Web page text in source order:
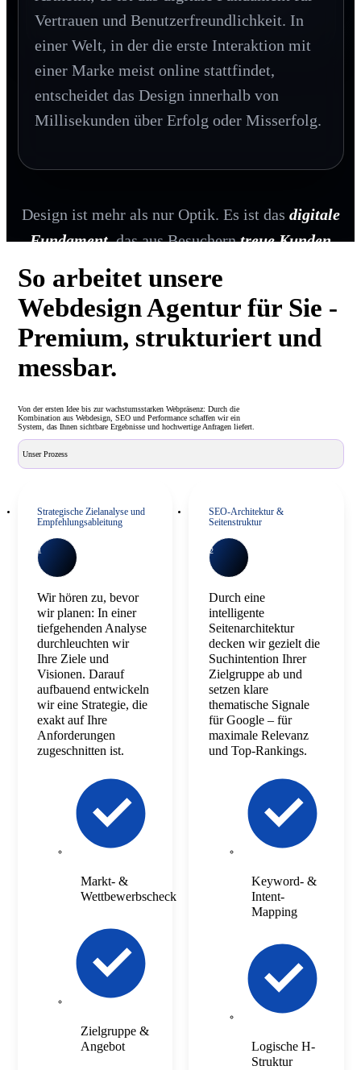
Vertrauen und Benutzerfreundlichkeit. In
einer Welt, in der die erste Interaktion mit
einer Marke meist online stattfindet,
entscheidet das Design innerhalb von
Millisekunden über Erfolg oder Misserfolg.
Design ist mehr als nur Optik. Es ist das digitale
Fundament, das aus Besucherntreue Kunden
So arbeitet unsere
Webdesign Agentur für Sie -
Premium, strukturiert und
messbar.
Von der ersten Idee bis zur wachstumsstarken Webpräsenz: Durch die
Kombination aus Webdesign, SEO und Performance schaffen wir ein
System, das Ihnen sichtbare Ergebnisse und hochwertige Anfragen liefert.
Unser Prozess
Strategische Zielanalyse und
Empfehlungsableitung
1
Wir hören zu, bevor
wir planen: In einer
tiefgehenden Analyse
durchleuchten wir
Ihre Ziele und
Visionen. Darauf
aufbauend entwickeln
wir eine Strategie, die
exakt auf Ihre
Anforderungen
zugeschnitten ist.
Markt- &
Wettbewerbscheck
Zielgruppe &
Angebot
SEO-Architektur &
Seitenstruktur
2
Durch eine
intelligente
Seitenarchitektur
decken wir gezielt die
Suchintention Ihrer
Zielgruppe ab und
setzen klare
thematische Signale
für Google – für
maximale Relevanz
und Top-Rankings.
Keyword- &
Intent-
Mapping
Logische H-
Struktur